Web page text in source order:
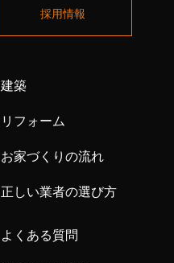
採用情報
建築
リフォーム
お家づくりの流れ
正しい業者の選び方
よくある質問